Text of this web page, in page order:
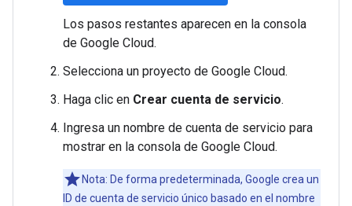
Los pasos restantes aparecen en la consola
de Google Cloud.
Selecciona un proyecto de Google Cloud.
Haga clic en Crear cuenta de servicio.
Ingresa un nombre de cuenta de servicio para
mostrar en la consola de Google Cloud.
Nota: De forma predeterminada, Google crea un
ID de cuenta de servicio único basado en el nombre